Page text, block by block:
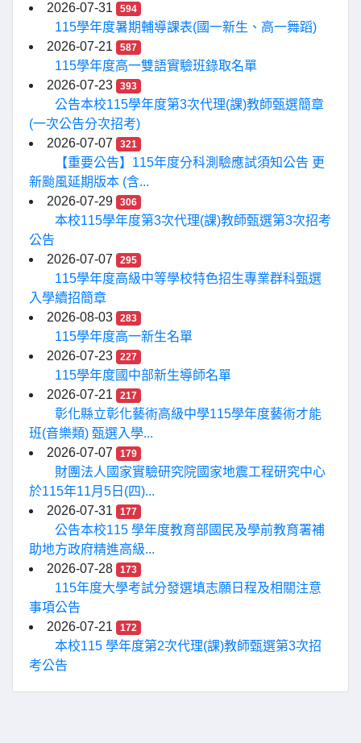
2026-07-31
594
115學年度暑期輔導課表(國一新生、高一舞蹈)
2026-07-21
587
115學年度高一雙語實驗班錄取名單
2026-07-23
393
公告本校115學年度第3次代理(課)教師甄選簡章
(一次公告分次招考)
2026-07-07
321
【重要公告】115年度分科測驗應試須知公告 更
新颱風延期版本 (含...
2026-07-29
306
本校115學年度第3次代理(課)教師甄選第3次招考
公告
2026-07-07
295
115學年度高級中等學校特色招生專業群科甄選
入學續招簡章
2026-08-03
283
115學年度高一新生名單
2026-07-23
227
115學年度國中部新生導師名單
2026-07-21
217
彰化縣立彰化藝術高級中學115學年度藝術才能
班(音樂類) 甄選入學...
2026-07-07
179
財團法人國家實驗研究院國家地震工程研究中心
於115年11月5日(四)...
2026-07-31
177
公告本校115 學年度教育部國民及學前教育署補
助地方政府精進高級...
2026-07-28
173
115年度大學考試分發選填志願日程及相關注意
事項公告
2026-07-21
172
本校115 學年度第2次代理(課)教師甄選第3次招
考公告